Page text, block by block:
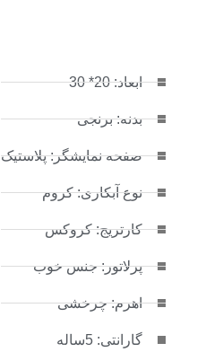
ابعاد: 20* 30
بدنه: برنجی
صفحه نمایشگر: پلاستیک
نوع آبکاری: کروم
کارتریج: کروکس
پرلاتور: جنس خوب
اهرم: چرخشی
گارانتی: 5ساله